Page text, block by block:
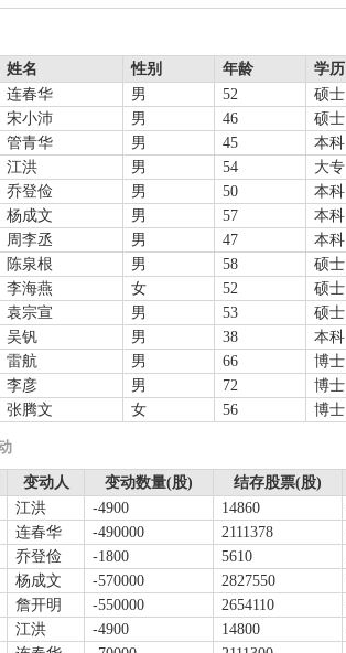
姓名 性别 年龄 学历
连春华 男 52 硕士
宋小沛 男 46 硕士
管青华 男 45 本科
江洪 男 54 大专
乔登俭 男 50 本科
杨成文 男 57 本科
周李丞 男 47 本科
陈泉根 男 58 硕士
李海燕 女 52 硕士
袁宗宣 男 53 硕士
吴钒 男 38 本科
雷航 男 66 博士
李彦 男 72 博士
张腾文 女 56 博士
变动人 变动数量(股) 结存股票(股)
江洪 -4900 14860
连春华 -490000 2111378
乔登俭 -1800 5610
杨成文 -570000 2827550
詹开明 -550000 2654110
江洪 -4900 14800